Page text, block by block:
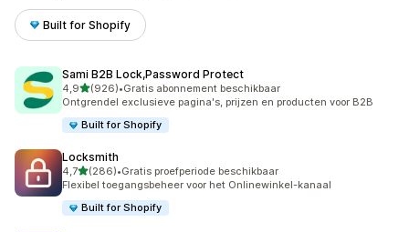
Built for Shopify
Sami B2B Lock,Password Protect
4,9van 5 sterren
(926)
926 recensies in totaal
•Gratis abonnement beschikbaar
Ontgrendel exclusieve pagina's, prijzen en producten voor B2B
Built for Shopify
Locksmith
4,7van 5 sterren
(286)
286 recensies in totaal
•Gratis proefperiode beschikbaar
Flexibel toegangsbeheer voor het Onlinewinkel-kanaal
Built for Shopify